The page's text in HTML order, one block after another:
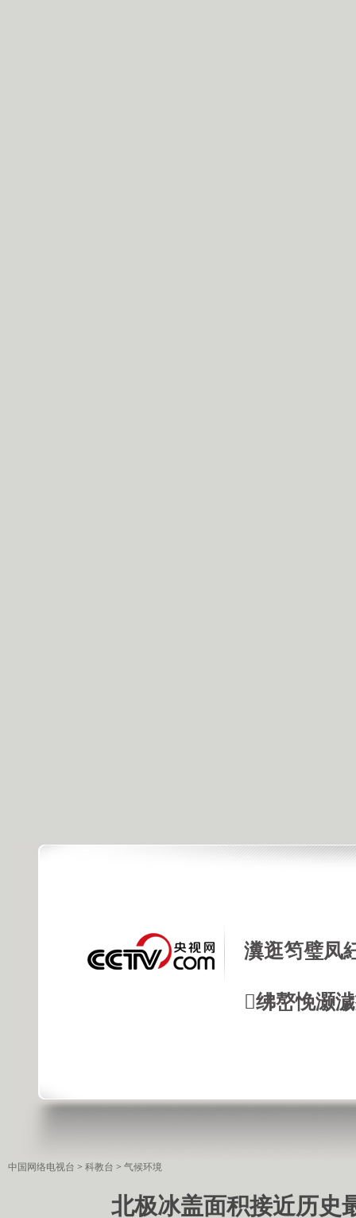
瀵逛笉璧凤
绋嶅悗灏
中国网络电视台 > 科教台 > 气候环境
北极冰盖面积接近历史